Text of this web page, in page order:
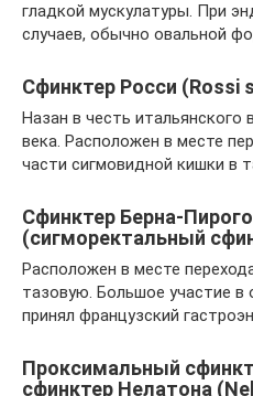
гладкой мускулатуры. При
случаев, обычно овальной
Сфинктер Росси (Rossi
Назан в честь итальянского
века. Расположен в месте
части сигмовидной кишки в
Сфинктер Берна-
(сигморектальный
Расположен в месте
тазовую. Большое участие в
принял французский
Проксимальный
сфинктер Нелатона